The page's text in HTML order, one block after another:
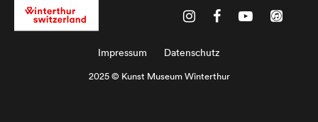
Impressum Datenschutz
2025 © Kunst Museum Winterthur